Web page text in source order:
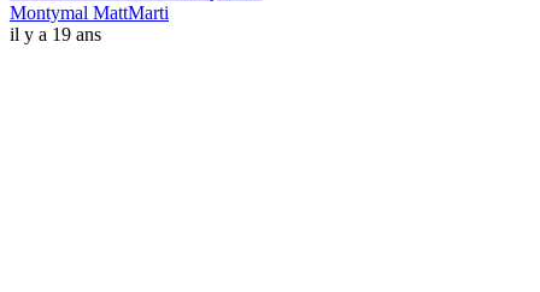
Montymal MattMarti
il y a 19 ans